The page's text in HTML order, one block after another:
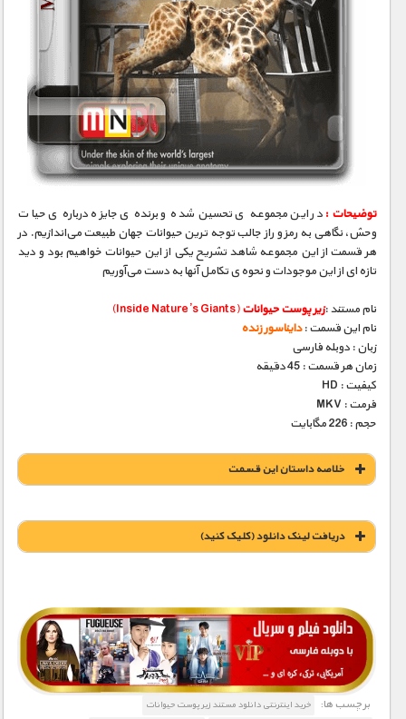
گردشگری
ماورایی
مسابقات / ورزشی
مستند های اختصاصی
توضیحات : در این مجموعه‌ ی تحسین‌ شده و برنده‌ ی جایزه درباره‌ ی حیات
وحش، نگاهی به رمز و راز جالب‌ توجه‌ ترین حیوانات جهان طبیعت می‌اندازیم. در
هر قسمت از این مجموعه شاهد تشریح یکی از این حیوانات خواهیم بود و دید
تازه‌ ای از این موجودات و نحوه‌ ی تکامل آنها به دست می‌آوریم
نام مستند :زیر پوست حیوانات(Inside Nature’s Giants)
نام این قسمت :دایناسور زنده
زبان : دوبله فارسی
زمان هر قسمت : 45 دقیقه
کیفیت : HD
فرمت : MKV
حجم : 226 مگابایت
خلاصه داستان این قسمت
دریافت لينک دانلود (کليک کنيد)
برچسب ها:
خرید اینترنتی دانلود مستند زیر پوست حیوانات